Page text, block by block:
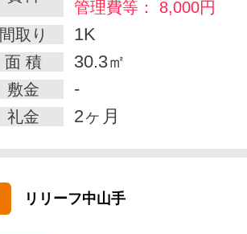
管理費等： 8,000円
間取り
1K
面 積 30.3㎡
敷金 -
礼金 2ヶ月
リリーフ中山手